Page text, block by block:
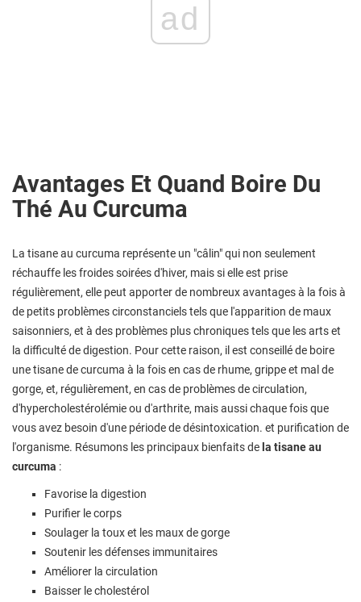
ad
Avantages Et Quand Boire Du
Thé Au Curcuma
La tisane au curcuma représente un "câlin" qui non seulement
réchauffe les froides soirées d'hiver, mais si elle est prise
régulièrement, elle peut apporter de nombreux avantages à la fois à
de petits problèmes circonstanciels tels que l'apparition de maux
saisonniers, et à des problèmes plus chroniques tels que les arts et
la difficulté de digestion. Pour cette raison, il est conseillé de boire
une tisane de curcuma à la fois en cas de rhume, grippe et mal de
gorge, et, régulièrement, en cas de problèmes de circulation,
d'hypercholestérolémie ou d'arthrite, mais aussi chaque fois que
vous avez besoin d'une période de désintoxication. et purification de
l'organisme. Résumons les principaux bienfaits de la tisane au
curcuma :
Favorise la digestion
Purifier le corps
Soulager la toux et les maux de gorge
Soutenir les défenses immunitaires
Améliorer la circulation
Baisser le cholestérol